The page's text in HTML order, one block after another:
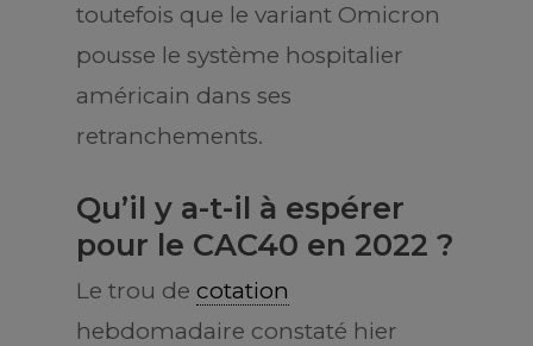
toutefois que le variant Omicron
pousse le système hospitalier
américain dans ses
retranchements.
Qu’il y a-t-il à espérer
pour le CAC40 en 2022 ?
Le trou de cotation
hebdomadaire constaté hier